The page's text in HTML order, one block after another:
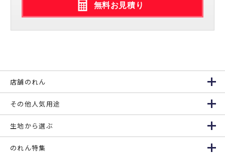
無料お見積り
店舗のれん
その他人気用途
生地から選ぶ
のれん特集